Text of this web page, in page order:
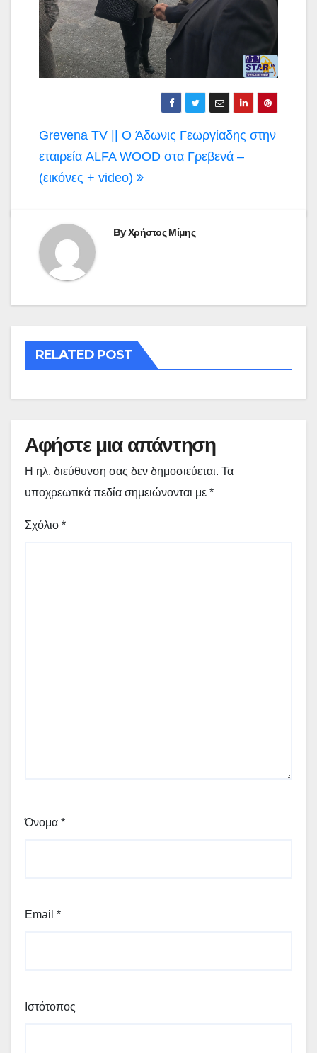
Πλοήγηση
άρθρων
Grevena TV || O Άδωνις Γεωργίαδης στην
εταιρεία ALFA WOOD στα Γρεβενά –
(εικόνες + video)
ByΧρήστος Μίμης
RELATED POST
Αφήστε μια απάντηση
Η ηλ. διεύθυνση σας δεν δημοσιεύεται. Τα
υποχρεωτικά πεδία σημειώνονται με *
Σχόλιο *
Όνομα *
Email *
Ιστότοπος